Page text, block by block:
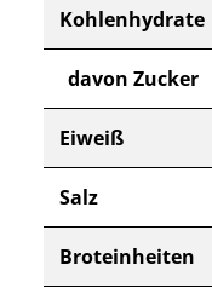
Kohlenhydrate
davon Zucker
Eiweiß
Salz
Broteinheiten